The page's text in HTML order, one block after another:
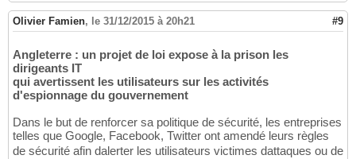
Olivier Famien, le 31/12/2015 à 20h21 #9
Angleterre : un projet de loi expose à la prison les
dirigeants IT
qui avertissent les utilisateurs sur les activités
d'espionnage du gouvernement
Dans le but de renforcer sa politique de sécurité, les entreprises
telles que Google, Facebook, Twitter ont amendé leurs règles
de sécurité afin dalerter les utilisateurs victimes dattaques ou de